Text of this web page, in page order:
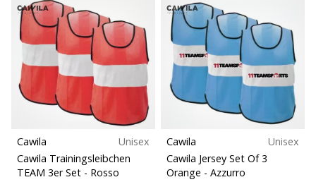
che
generino
profitto.
al…
tutti gli
articoli
Cawila
Unisex
Cawila Trainingsleibchen
TEAM 3er Set - Rosso
Cawila
Unisex
Cawila Jersey Set Of 3
Orange - Azzurro